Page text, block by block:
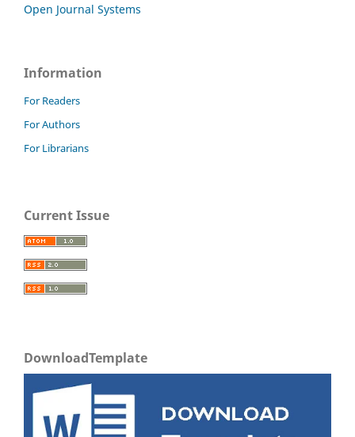
Open Journal Systems
Information
For Readers
For Authors
For Librarians
Current Issue
DownloadTemplate